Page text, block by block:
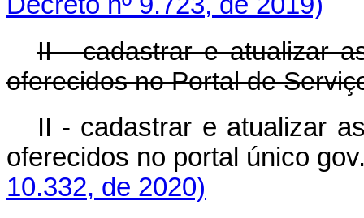
II - cadastrar e atualizar
oferecidos no Portal de
II - cadastrar e atualizar
oferecidos no portal único
10.332, de 2020)